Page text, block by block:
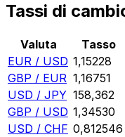
Tassi di
Valuta Tasso
EUR / USD 1,15228
GBP / EUR 1,16751
USD / JPY 158,362
GBP / USD 1,34530
USD / CHF 0,812546